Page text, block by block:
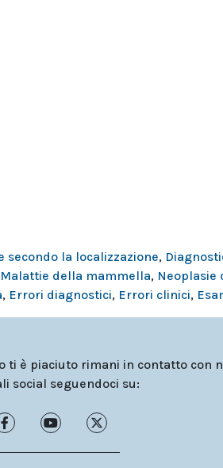
secondo la localizzazione,
Malattie della mammella, Neoplasie
, Errori diagnostici, Errori clinici,
ti è piaciuto rimani in contatto con
social seguendoci su: